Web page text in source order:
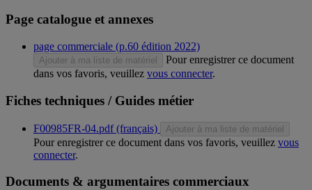
Page catalogue et annexes
page commerciale (p.60 édition 2022)
Ajouter à ma liste de matériel
Pour enregistrer ce document
dans vos favoris, veuillez vous connecter.
Fiches techniques / Guides métier
F00985FR-04.pdf (français) Ajouter à ma liste de matériel
Pour enregistrer ce document dans vos favoris, veuillez vous
connecter.
Documents & argumentaires commerciaux